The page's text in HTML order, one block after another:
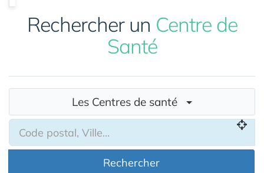
Rechercher un Centre de
Santé
Les Centres de santé
Rechercher